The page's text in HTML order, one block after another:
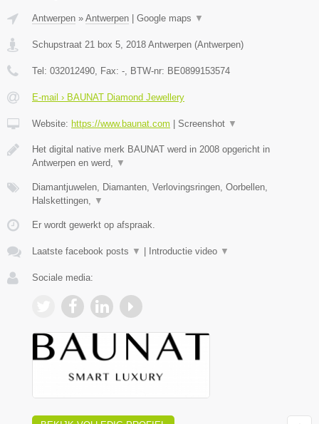
Antwerpen » Antwerpen Google maps ▼
Schupstraat 21 box 5 2018 Antwerpen (Antwerpen)
Tel: 032012490 , Fax: - , BTW-nr: BE0899153574
E-mail › BAUNAT Diamond Jewellery
Website: https://www.baunat.com Screenshot ▼
Het digital native merk BAUNAT werd in 2008 opgericht in
Antwerpen en werd,
▼
Diamantjuwelen, Diamanten, Verlovingsringen, Oorbellen,
Halskettingen,
▼
Er wordt gewerkt op afspraak.
Laatste facebook posts ▼ Introductie video ▼
Sociale media: